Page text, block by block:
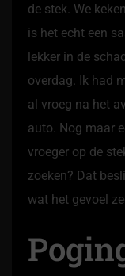
de stek. We
is het echt een
lekker in de
overdag. Ik had
al vroeg na het
auto. Nog maar
vroeger op de
zoeken? Dat
wat het gevoel